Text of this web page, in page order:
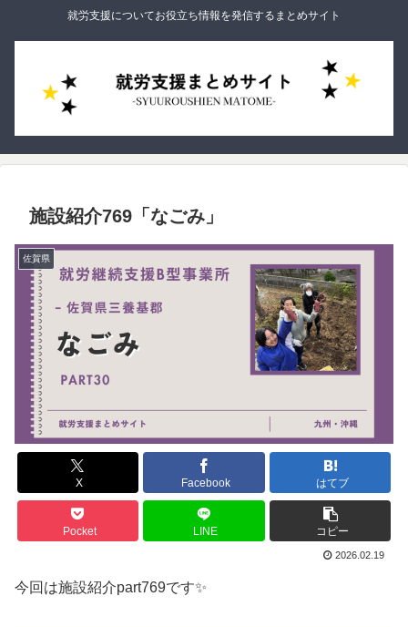
就労支援についてお役立ち情報を発信するまとめサイト
施設紹介769「なごみ」
佐賀県
X Facebook はてブ
Pocket LINE コピー
2026.02.19
今回は施設紹介part769です✨